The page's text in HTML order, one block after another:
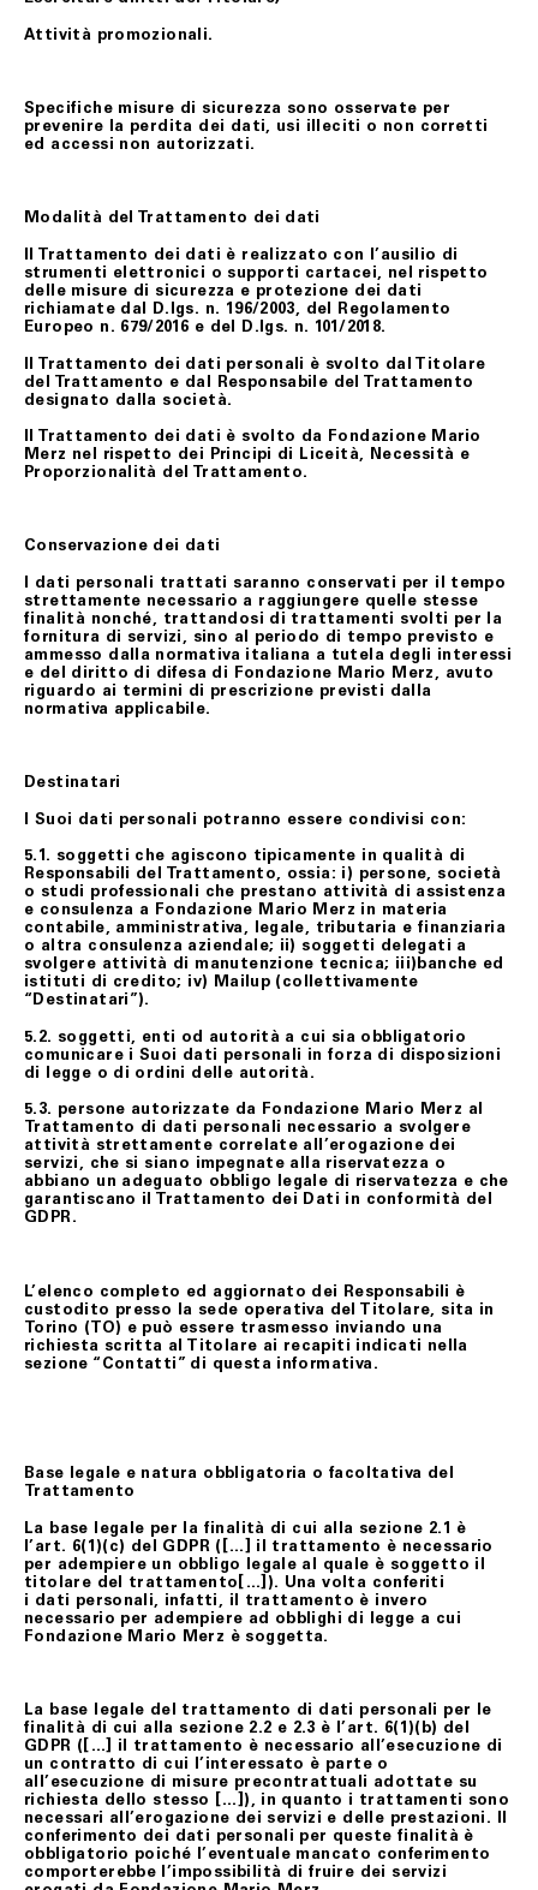
Attività promozionali.
Specifiche misure di sicurezza sono osservate per
prevenire la perdita dei dati, usi illeciti o non corretti
ed accessi non autorizzati.
Modalità del Trattamento dei dati
Il Trattamento dei dati è realizzato con l’ausilio di
strumenti elettronici o supporti cartacei, nel rispetto
delle misure di sicurezza e protezione dei dati
richiamate dal D.lgs. n. 196/2003, del Regolamento
Europeo n. 679/2016 e del D.lgs. n. 101/2018.
Il Trattamento dei dati personali è svolto dal Titolare
del Trattamento e dal Responsabile del Trattamento
designato dalla società.
Il Trattamento dei dati è svolto da Fondazione Mario
Merz nel rispetto dei Principi di Liceità, Necessità e
Proporzionalità del Trattamento.
Conservazione dei dati
I dati personali trattati saranno conservati per il tempo
strettamente necessario a raggiungere quelle stesse
finalità nonché, trattandosi di trattamenti svolti per la
fornitura di servizi, sino al periodo di tempo previsto e
ammesso dalla normativa italiana a tutela degli interessi
e del diritto di difesa di Fondazione Mario Merz, avuto
riguardo ai termini di prescrizione previsti dalla
normativa applicabile.
Destinatari
I Suoi dati personali potranno essere condivisi con:
5.1. soggetti che agiscono tipicamente in qualità di
Responsabili del Trattamento, ossia: i) persone, società
o studi professionali che prestano attività di assistenza
e consulenza a Fondazione Mario Merz in materia
contabile, amministrativa, legale, tributaria e finanziaria
o altra consulenza aziendale; ii) soggetti delegati a
svolgere attività di manutenzione tecnica; iii)banche ed
istituti di credito; iv) Mailup (collettivamente
“Destinatari”).
5.2. soggetti, enti od autorità a cui sia obbligatorio
comunicare i Suoi dati personali in forza di disposizioni
di legge o di ordini delle autorità.
5.3. persone autorizzate da Fondazione Mario Merz al
Trattamento di dati personali necessario a svolgere
attività strettamente correlate all’erogazione dei
servizi, che si siano impegnate alla riservatezza o
abbiano un adeguato obbligo legale di riservatezza e che
garantiscano il Trattamento dei Dati in conformità del
GDPR.
L’elenco completo ed aggiornato dei Responsabili è
custodito presso la sede operativa del Titolare, sita in
Torino (TO) e può essere trasmesso inviando una
richiesta scritta al Titolare ai recapiti indicati nella
sezione “Contatti” di questa informativa.
Base legale e natura obbligatoria o facoltativa del
Trattamento
La base legale per la finalità di cui alla sezione 2.1 è
l’art. 6(1)(c) del GDPR ([…] il trattamento è necessario
per adempiere un obbligo legale al quale è soggetto il
titolare del trattamento[…]). Una volta conferiti
i dati personali, infatti, il trattamento è invero
necessario per adempiere ad obblighi di legge a cui
Fondazione Mario Merz è soggetta.
La base legale del trattamento di dati personali per le
finalità di cui alla sezione 2.2 e 2.3 è l’art. 6(1)(b) del
GDPR ([…] il trattamento è necessario all’esecuzione di
un contratto di cui l’interessato è parte o
all’esecuzione di misure precontrattuali adottate su
richiesta dello stesso […]), in quanto i trattamenti sono
necessari all’erogazione dei servizi e delle prestazioni. Il
conferimento dei dati personali per queste finalità è
obbligatorio poiché l’eventuale mancato conferimento
comporterebbe l’impossibilità di fruire dei servizi